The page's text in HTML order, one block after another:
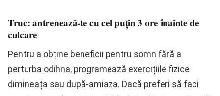
Truc: antrenează-te cu cel puțin 3 ore înainte de
culcare
Pentru a obține beneficii pentru somn fără a
perturba odihna, programează exercițiile fizice
dimineața sau după-amiaza. Dacă preferi să faci